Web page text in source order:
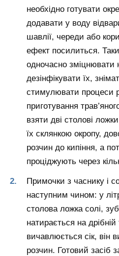
необхідно готувати
додавати у воду
шавлії, череди або
ефект посилиться.
одночасно зміцнювати
дезінфікувати їх,
стимулювати процеси
приготування
взяти дві столові
їх склянкою окропу,
розчин до кипіння, а
проціджують через
Примочки з часнику і
наступним чином: у
столова ложка солі,
натирається на
вичавлюється сік, він
розчин. Готовий засіб